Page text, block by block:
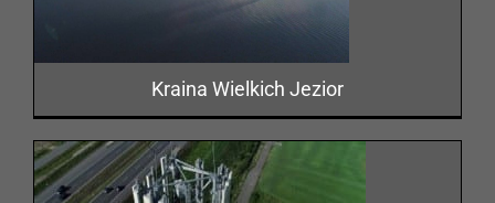
Kraina Wielkich Jezior